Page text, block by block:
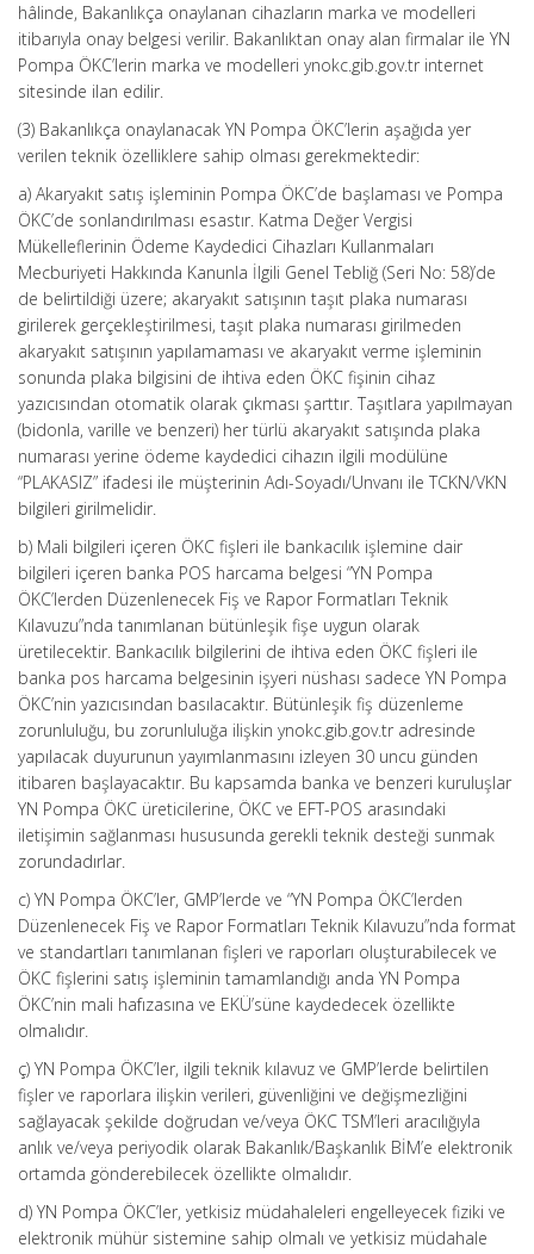
hâlinde, Bakanlıkça onaylanan cihazların marka ve modelleri
itibarıyla onay belgesi verilir. Bakanlıktan onay alan firmalar ile YN
Pompa ÖKC’lerin marka ve modelleri ynokc.gib.gov.tr internet
sitesinde ilan edilir.
(3) Bakanlıkça onaylanacak YN Pompa ÖKC’lerin aşağıda yer
verilen teknik özelliklere sahip olması gerekmektedir:
a) Akaryakıt satış işleminin Pompa ÖKC’de başlaması ve Pompa
ÖKC’de sonlandırılması esastır. Katma Değer Vergisi
Mükelleflerinin Ödeme Kaydedici Cihazları Kullanmaları
Mecburiyeti Hakkında Kanunla İlgili Genel Tebliğ (Seri No: 58)’de
de belirtildiği üzere; akaryakıt satışının taşıt plaka numarası
girilerek gerçekleştirilmesi, taşıt plaka numarası girilmeden
akaryakıt satışının yapılamaması ve akaryakıt verme işleminin
sonunda plaka bilgisini de ihtiva eden ÖKC fişinin cihaz
yazıcısından otomatik olarak çıkması şarttır. Taşıtlara yapılmayan
(bidonla, varille ve benzeri) her türlü akaryakıt satışında plaka
numarası yerine ödeme kaydedici cihazın ilgili modülüne
“PLAKASIZ” ifadesi ile müşterinin Adı-Soyadı/Unvanı ile TCKN/VKN
bilgileri girilmelidir.
b) Mali bilgileri içeren ÖKC fişleri ile bankacılık işlemine dair
bilgileri içeren banka POS harcama belgesi “YN Pompa
ÖKC’lerden Düzenlenecek Fiş ve Rapor Formatları Teknik
Kılavuzu”nda tanımlanan bütünleşik fişe uygun olarak
üretilecektir. Bankacılık bilgilerini de ihtiva eden ÖKC fişleri ile
banka pos harcama belgesinin işyeri nüshası sadece YN Pompa
ÖKC’nin yazıcısından basılacaktır. Bütünleşik fiş düzenleme
zorunluluğu, bu zorunluluğa ilişkin ynokc.gib.gov.tr adresinde
yapılacak duyurunun yayımlanmasını izleyen 30 uncu günden
itibaren başlayacaktır. Bu kapsamda banka ve benzeri kuruluşlar
YN Pompa ÖKC üreticilerine, ÖKC ve EFT-POS arasındaki
iletişimin sağlanması hususunda gerekli teknik desteği sunmak
zorundadırlar.
c) YN Pompa ÖKC’ler, GMP’lerde ve “YN Pompa ÖKC’lerden
Düzenlenecek Fiş ve Rapor Formatları Teknik Kılavuzu”nda format
ve standartları tanımlanan fişleri ve raporları oluşturabilecek ve
ÖKC fişlerini satış işleminin tamamlandığı anda YN Pompa
ÖKC’nin mali hafızasına ve EKÜ’süne kaydedecek özellikte
olmalıdır.
ç) YN Pompa ÖKC’ler, ilgili teknik kılavuz ve GMP’lerde belirtilen
fişler ve raporlara ilişkin verileri, güvenliğini ve değişmezliğini
sağlayacak şekilde doğrudan ve/veya ÖKC TSM’leri aracılığıyla
anlık ve/veya periyodik olarak Bakanlık/Başkanlık BİM’e elektronik
ortamda gönderebilecek özellikte olmalıdır.
d) YN Pompa ÖKC’ler, yetkisiz müdahaleleri engelleyecek fiziki ve
elektronik mühür sistemine sahip olmalı ve yetkisiz müdahale